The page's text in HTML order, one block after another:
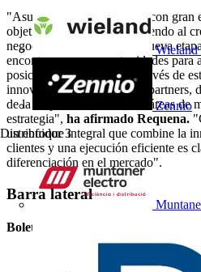
Zennio
Distribuidor 3
"Asumo este nuevo desafío con gran
objetivo de seguir contribuyendo al
negocio en Iberia. En esta nueva
encontrar nuevas oportunidades para
posición en el mercado, a través de
innovadoras para clientes y partners,
de la empresa como son las áreas de
estrategia", ha afirmado Requena.
un enfoque integral que combine la
clientes y una ejecución eficiente es
diferenciación en el mercado".
Barra lateral
Boletín informativo